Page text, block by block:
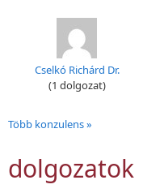
Cselkó Richárd Dr.
(1 dolgozat)
Több konzulens »
dolgozatok